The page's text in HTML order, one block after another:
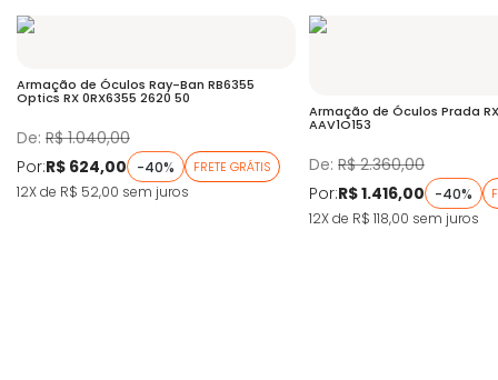
Armação de Óculos Ray-Ban RB6355
Optics RX 0RX6355 2620 50
De: R$ 1.040,00
Por:R$ 624,00 -40% FRETE GRÁTIS
12X de R$ 52,00 sem juros
Armação de Óculos Prada RX
AAV1O153
De: R$ 2.360,00
Por:R$ 1.416,00 -40%
12X de R$ 118,00 sem juros